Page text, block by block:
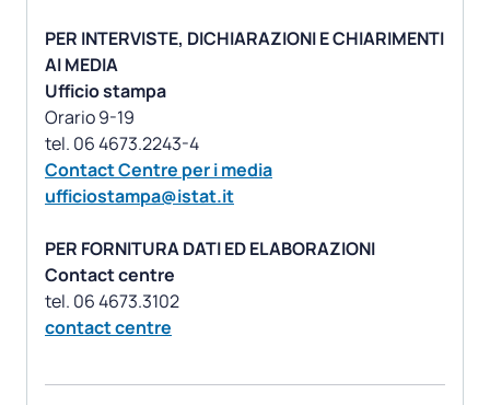
PER INTERVISTE, DICHIARAZIONI E CHIARIMENTI
AI MEDIA
Ufficio stampa
Orario 9-19
Contact Centre per i media
ufficiostampa@istat.it
PER FORNITURA DATI ED ELABORAZIONI
Contact centre
contact centre